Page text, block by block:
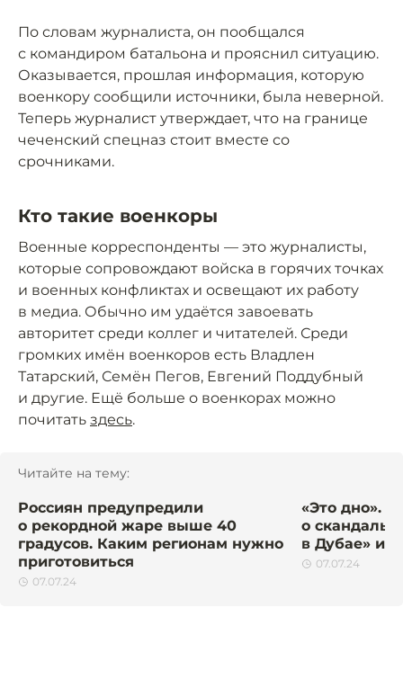
По словам журналиста, он пообщался
с командиром батальона и прояснил ситуацию.
Оказывается, прошлая информация, которую
военкору сообщили источники, была неверной.
Теперь журналист утверждает, что на границе
чеченский спецназ стоит вместе со
срочниками.
Кто такие военкоры
Военные корреспонденты — это журналисты,
которые сопровождают войска в горячих точках
и военных конфликтах и освещают их работу
в медиа. Обычно им удаётся завоевать
авторитет среди коллег и читателей. Среди
громких имён военкоров есть Владлен
Татарский, Семён Пегов, Евгений Поддубный
и другие. Ещё больше о военкорах можно
почитать здесь.
Читайте на тему:
Россиян предупредили
о рекордной жаре выше 40
градусов. Каким регионам нужно
приготовиться
07.07.24
«Это дно».
о
в Дубае» и
07.07.24